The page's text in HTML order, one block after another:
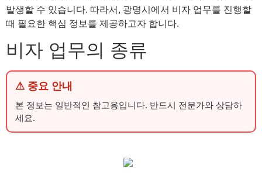
발생할 수 있습니다. 따라서, 광명시에서 비자 업무를 진행할
때 필요한 핵심 정보를 제공하고자 합니다.
비자 업무의 종류
⚠ 중요 안내
본 정보는 일반적인 참고용입니다. 반드시 전문가와 상담하
세요.